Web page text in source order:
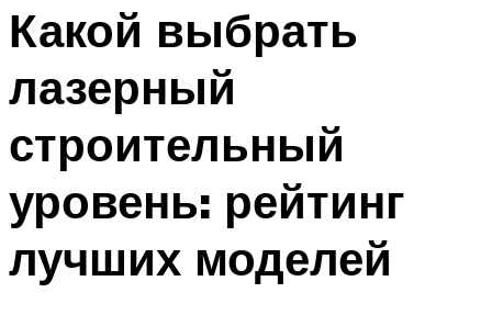
Меню
Какой выбрать
лазерный
строительный
уровень: рейтинг
лучших моделей